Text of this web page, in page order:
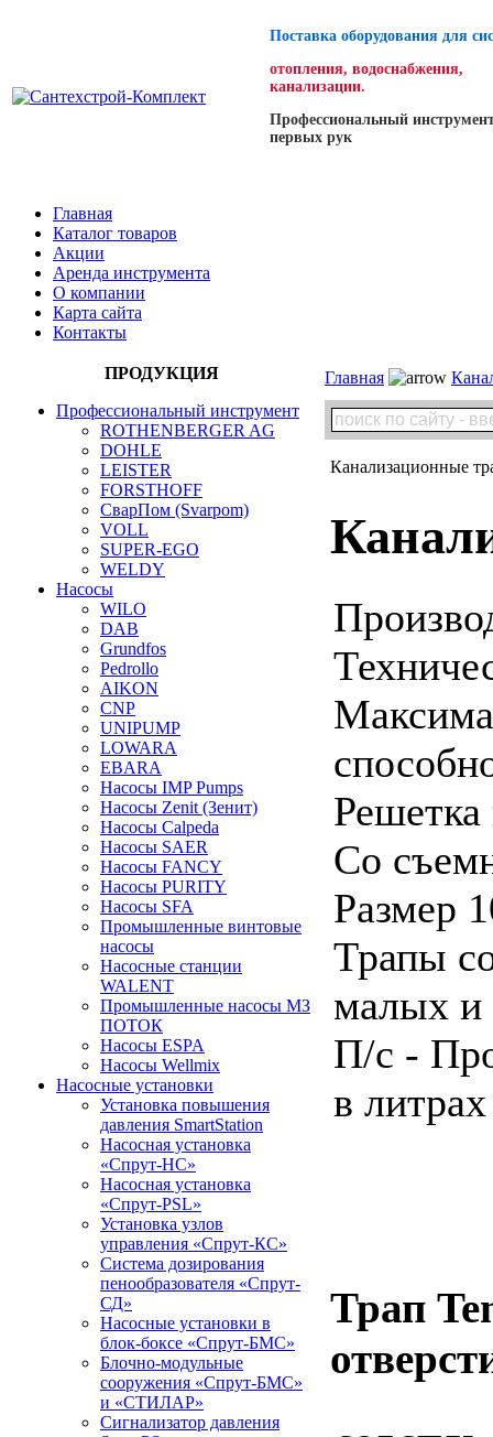
Поставка оборудования для
отопления, водоснабжения,
канализации.
Профессиональный
первых рук
Главная
Каталог товаров
Акции
Аренда инструмента
О компании
Карта сайта
Контакты
ПРОДУКЦИЯ
Профессиональный инструмент
ROTHENBERGER AG
DOHLE
LEISTER
FORSTHOFF
СварПом (Svarpom)
VOLL
SUPER-EGO
WELDY
Насосы
WILO
DAB
Grundfos
Pedrollo
AIKON
CNP
UNIPUMP
LOWARA
EBARA
Насосы IMP Pumps
Насосы Zenit (Зенит)
Насосы Calpeda
Насосы SAER
Насосы FANCY
Насосы PURITY
Насосы SFA
Промышленные винтовые
насосы
Насосные станции
WALENT
Промышленные насосы МЗ
ПОТОК
Насосы ESPA
Насосы Wellmix
Насосные установки
Установка повышения
давления SmartStation
Насосная установка
«Спрут-НС»
Насосная установка
«Спрут-PSL»
Установка узлов
управления «Спрут-КС»
Система дозирования
пенообразователя «Спрут-
СД»
Насосные установки в
блок-боксе «Спрут-БМС»
Блочно-модульные
сооружения «Спрут-БМС»
и «СТИЛАР»
Сигнализатор давления
Главная
Канализационные
Со
Размер
Трапы
малых и
П/с -
в
Трап